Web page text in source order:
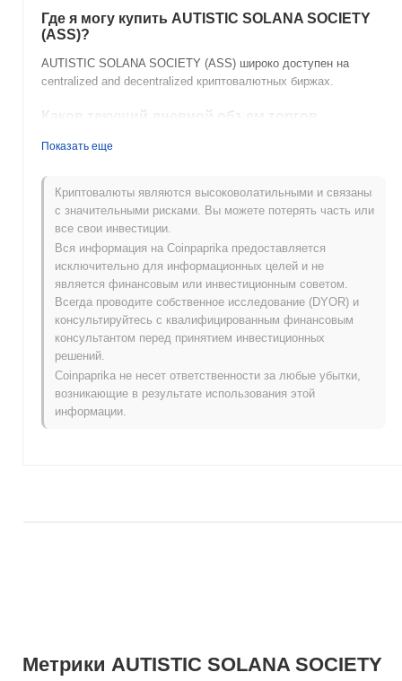
Метрики AUTISTIC SOLANA SOCIETY
Где я могу купить AUTISTIC SOLANA SOCIETY
(ASS)?
AUTISTIC SOLANA SOCIETY (ASS) широко доступен на
centralized and decentralized криптовалютных биржах.
Каков текущий дневной объем торгов
SOCIETY составляет
Какова история ценового диапазона AUTISTIC
SOLANA SOCIETY?
Исторический максимум (ATH):
₽ 0.00009648
Исторический минимум (ATL):
₽ 0.00
AUTISTIC SOLANA SOCIETY в настоящее время торгуется на
~76.79%
ниже своего ATH .
Как AUTISTIC SOLANA SOCIETY работает по
сравнению с более широким криптовалютным
рынком?
За последние 7 дней AUTISTIC SOLANA SOCIETY вырос на
Показать еще
Криптовалюты являются высоковолатильными и связаны
с значительными рисками. Вы можете потерять часть или
все свои инвестиции.
Вся информация на Coinpaprika предоставляется
исключительно для информационных целей и не
является финансовым или инвестиционным советом.
Всегда проводите собственное исследование (DYOR) и
консультируйтесь с квалифицированным финансовым
консультантом перед принятием инвестиционных
решений.
Coinpaprika не несет ответственности за любые убытки,
возникающие в результате использования этой
информации.